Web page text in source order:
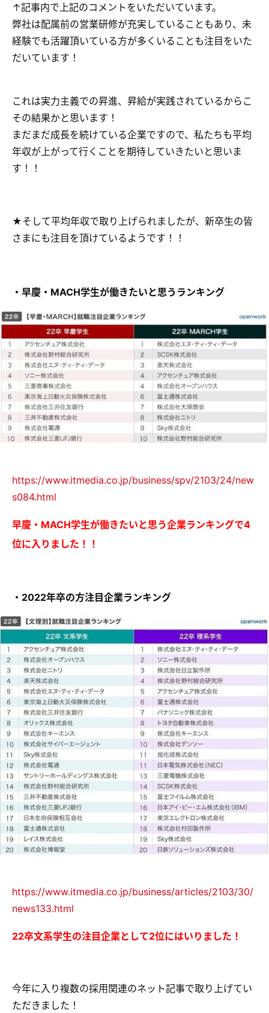
↑記事内で上記のコメントをいただいています。
弊社は配属前の営業研修が充実していることもあり、未
経験でも活躍頂いている方が多くいることも注目をいた
だいています！
これは実力主義での昇進、昇給が実践されているからこ
その結果かと思います！
まだまだ成長を続けている企業ですので、私たちも平均
年収が上がって行くことを期待していきたいと思いま
す！！
★そして平均年収で取り上げられましたが、新卒生の皆
さまにも注目を頂けているようです！！
・早慶・MACH学生が働きたいと思うランキング
https://www.itmedia.co.jp/business/spv/2103/24/new
s084.html
早慶・MACH学生が働きたいと思う企業ランキングで4
位に入りました！！
・2022年卒の方注目企業ランキング
https://www.itmedia.co.jp/business/articles/2103/30/
news133.html
22卒文系学生の注目企業として2位にはいりました！
今年に入り複数の採用関連のネット記事で取り上げてい
ただきました！